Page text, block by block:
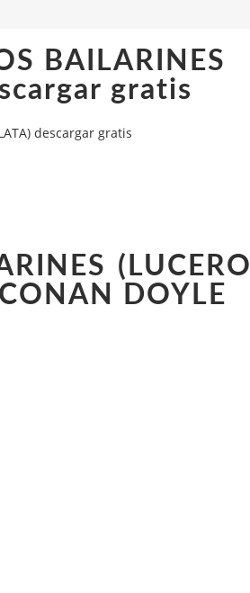
BAILARINES
gratis
descargar gratis
(LUCERO
DOYLE